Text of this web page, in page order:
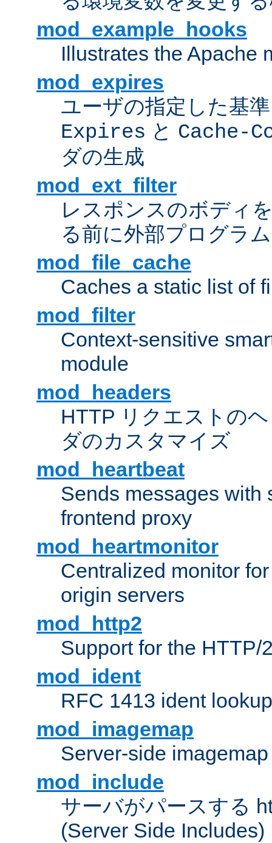
mod_example_hooks
Illustrates the Apache
mod_expires
ユーザの指定した基
Expires と Cache-
ダの生成
mod_ext_filter
レスポンスのボディ
る前に外部プログラ
mod_file_cache
Caches a static list of
mod_filter
Context-sensitive
module
mod_headers
HTTP リクエストの
ダのカスタマイズ
mod_heartbeat
Sends messages with
frontend proxy
mod_heartmonitor
Centralized monitor
origin servers
mod_http2
Support for the HTTP/
mod_ident
RFC 1413 ident
mod_imagemap
Server-side
mod_include
サーバがパースする
(Server Side Includes)